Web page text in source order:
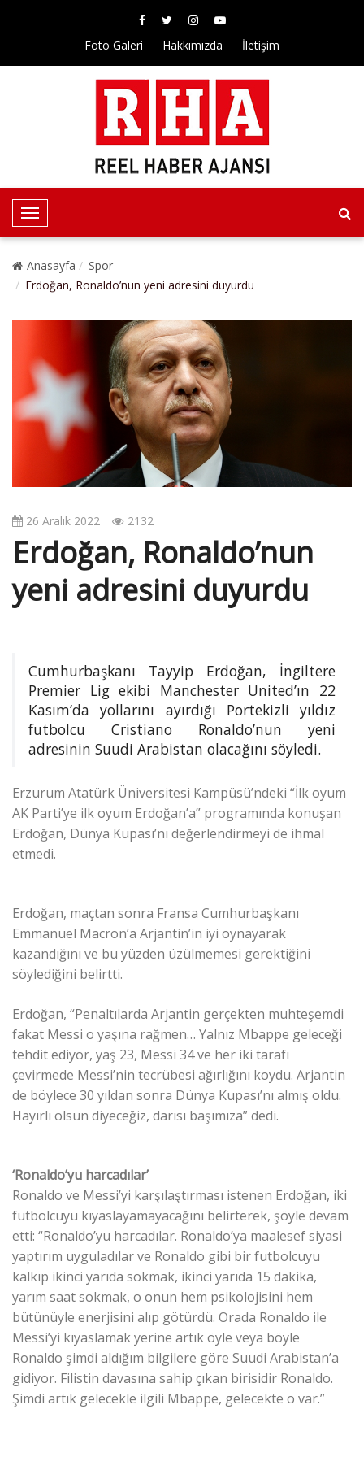
Foto Galeri Hakkımızda İletişim
T
o
g
l
v
i
g
o
Anasayfa
Spor
Erdoğan, Ronaldo’nun yeni adresini duyurdu
26 Aralık 2022 2132
Erdoğan, Ronaldo’nun
yeni adresini duyurdu
Cumhurbaşkanı Tayyip Erdoğan, İngiltere
Premier Lig ekibi Manchester United’ın 22
Kasım’da yollarını ayırdığı Portekizli yıldız
futbolcu Cristiano Ronaldo’nun yeni
adresinin Suudi Arabistan olacağını söyledi.
Erzurum Atatürk Üniversitesi Kampüsü’ndeki “İlk oyum
AK Parti’ye ilk oyum Erdoğan’a” programında konuşan
Erdoğan, Dünya Kupası’nı değerlendirmeyi de ihmal
etmedi.
Erdoğan, maçtan sonra Fransa Cumhurbaşkanı
Emmanuel Macron’a Arjantin’in iyi oynayarak
kazandığını ve bu yüzden üzülmemesi gerektiğini
söylediğini belirtti.
Erdoğan, “Penaltılarda Arjantin gerçekten muhteşemdi
fakat Messi o yaşına rağmen… Yalnız Mbappe geleceği
tehdit ediyor, yaş 23, Messi 34 ve her iki tarafı
çevirmede Messi’nin tecrübesi ağırlığını koydu. Arjantin
de böylece 30 yıldan sonra Dünya Kupası’nı almış oldu.
Hayırlı olsun diyeceğiz, darısı başımıza” dedi.
‘Ronaldo’yu harcadılar’
Ronaldo ve Messi’yi karşılaştırması istenen Erdoğan, iki
futbolcuyu kıyaslayamayacağını belirterek, şöyle devam
etti: “Ronaldo’yu harcadılar. Ronaldo’ya maalesef siyasi
yaptırım uyguladılar ve Ronaldo gibi bir futbolcuyu
kalkıp ikinci yarıda sokmak, ikinci yarıda 15 dakika,
yarım saat sokmak, o onun hem psikolojisini hem
bütünüyle enerjisini alıp götürdü. Orada Ronaldo ile
Messi’yi kıyaslamak yerine artık öyle veya böyle
Ronaldo şimdi aldığım bilgilere göre Suudi Arabistan’a
gidiyor. Filistin davasına sahip çıkan birisidir Ronaldo.
Şimdi artık gelecekle ilgili Mbappe, gelecekte o var.”